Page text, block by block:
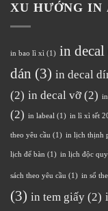
XU HƯỚNG IN
in bao lì xì (1) in decal
dán (3) in decal
(2) in decal vỡ(2)
(2) in labeal (1) in lì xì tết
theo yêu cầu (1) in lịch thịnh
lịch để bàn (1) in lịch độc
sách theo yêu cầu (1) in sổ
(3) in tem giấy (2)